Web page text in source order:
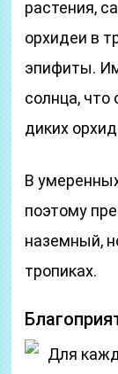
растения,
орхидеи в
эпифиты.
солнца, что
диких
В
поэтому
наземный,
тропиках.
Для